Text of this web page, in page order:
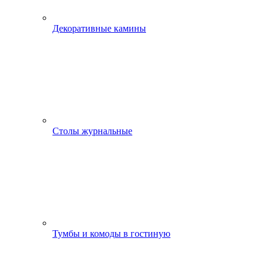
Декоративные камины
Столы журнальные
Тумбы и комоды в гостиную